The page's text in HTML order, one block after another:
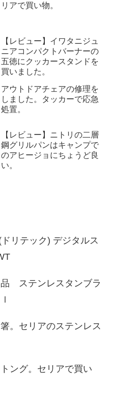
リアで買い物。
【レビュー】イワタニジュ
ニアコンパクトバーナーの
五徳にクッカースタンドを
買いました。
アウトドアチェアの修理を
しました。タッカーで応急
処置。
【レビュー】ニトリの二層
鋼グリルパンはキャンプで
のアヒージョにちょうど良
い。
ドリテック) デジタルス
品 ステンレスタンブラ
。セリアのステンレス
ング。セリアで買い